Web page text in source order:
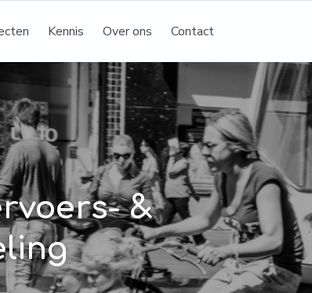
Kennis Over ons Contact
&